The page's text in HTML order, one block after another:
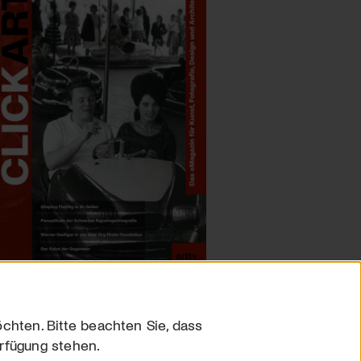
Bitte beachten Sie, dass
stehen.